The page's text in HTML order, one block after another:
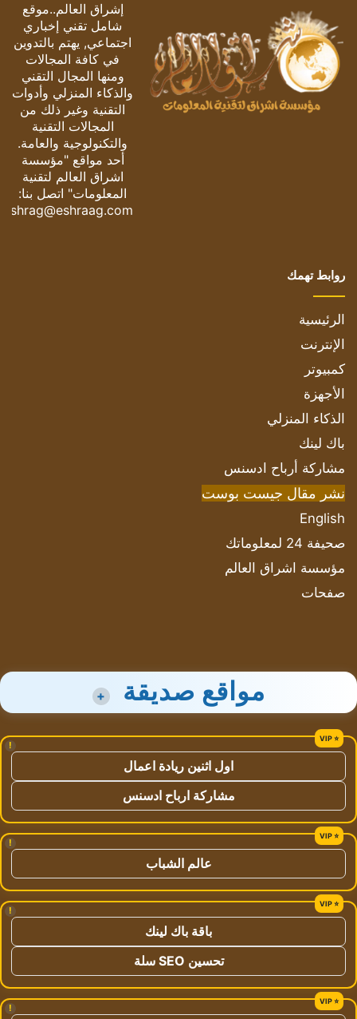
إشراق العالم..موقع
شامل تقني إخباري
اجتماعي, يهتم بالتدوين
في كافة المجالات
ومنها المجال التقني
والذكاء المنزلي وأدوات
التقنية وغير ذلك من
المجالات التقنية
والتكنولوجية والعامة.
أحد مواقع "مؤسسة
اشراق العالم لتقنية
المعلومات" اتصل بنا:
eshrag@eshraag.com
روابط تهمك
الرئيسية
الإنترنت
كمبيوتر
الأجهزة
الذكاء المنزلي
باك لينك
مشاركة أرباح ادسنس
نشر مقال جيست بوست
English
صحيفة 24 لمعلوماتك
مؤسسة اشراق العالم
صفحات
مواقع صديقة +
!
اول اثنين ريادة اعمال
مشاركة ارباح ادسنس
!
عالم الشباب
!
باقة باك لينك
تحسين SEO سلة
!